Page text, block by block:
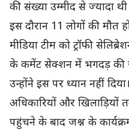
की संख्या उम्मीद से ज्यादा
इस दौरान 11 लोगों की मौत
मीडिया टीम को ट्रॉफी
के कमेंट सेक्शन में भगदड़ की
उन्होंने इस पर ध्यान नहीं दिया।
अधिकारियों और खिलाड़ियों
पहुंचने के बाद जश्न के